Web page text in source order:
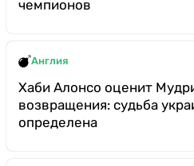
чемпионов
Англия
Хаби Алонсо оценит
возвращения: судьба
определена